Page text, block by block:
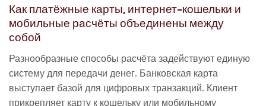
Как платёжные карты, интернет-кошельки и
мобильные расчёты объединены между
собой
Разнообразные способы расчёта задействуют единую
систему для передачи денег. Банковская карта
выступает базой для цифровых транзакций. Клиент
прикрепляет карту к кошельку или мобильному